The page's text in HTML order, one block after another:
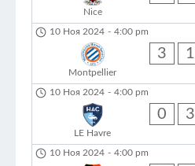
Nice
10 Ноя 2024 - 4:00 pm
Montpellier
3 1
10 Ноя 2024 - 4:00 pm
LE Havre
0 3
10 Ноя 2024 - 4:00 pm